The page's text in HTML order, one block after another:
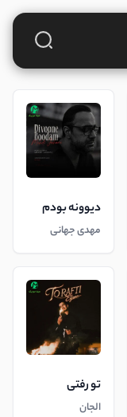
دیوونه بودم
مهدی جهانی
تو رفتی
الجان